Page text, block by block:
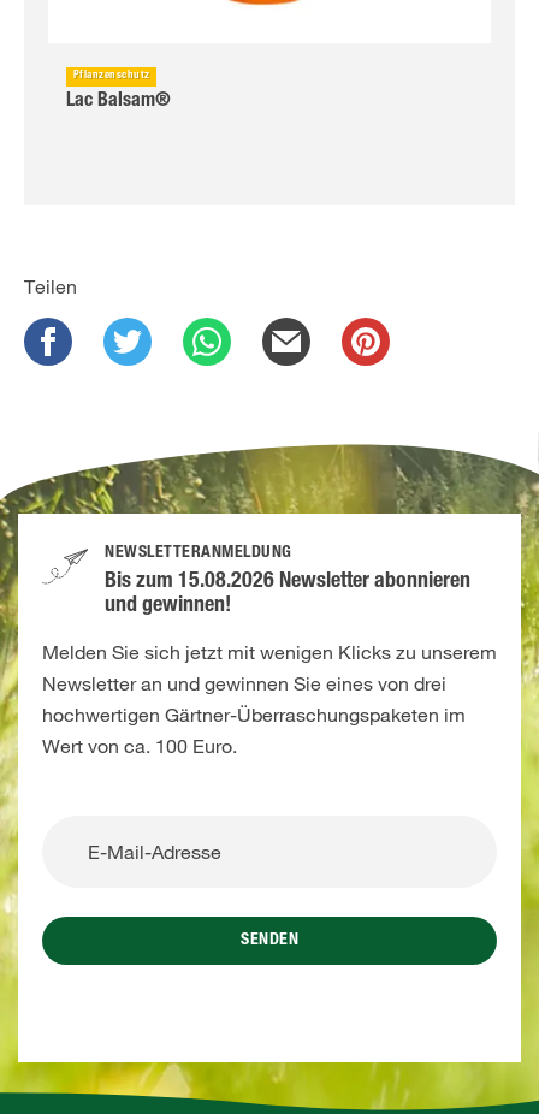
Pflanzenschutz
Lac Balsam®
Teilen
NEWSLETTERANMELDUNG
Bis zum 15.08.2026 Newsletter abonnieren
und gewinnen!
Melden Sie sich jetzt mit wenigen Klicks zu unserem
Newsletter an und gewinnen Sie eines von drei
hochwertigen Gärtner-Überraschungspaketen im
Wert von ca. 100 Euro.
SENDEN